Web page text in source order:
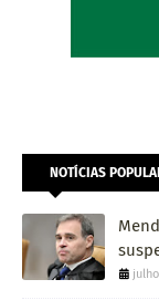
NOTÍCIAS